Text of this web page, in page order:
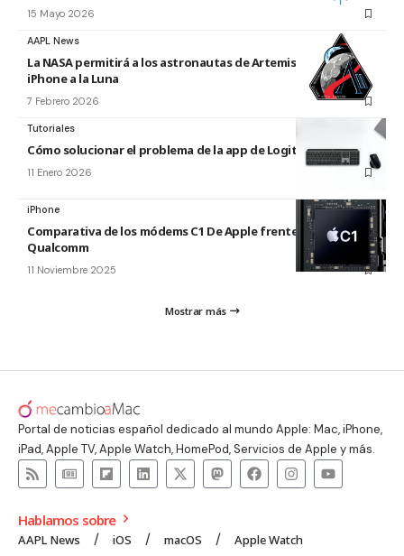
15 Mayo 2026
AAPL News
La NASA permitirá a los astronautas de Artemis llevar su
iPhone a la Luna
7 Febrero 2026
Tutoriales
Cómo solucionar el problema de la app de Logitech para Mac
11 Enero 2026
iPhone
Comparativa de los módems C1 De Apple frente al de
Qualcomm
11 Noviembre 2025
Mostrar más
Portal de noticias español dedicado al mundo Apple: Mac, iPhone,
iPad, Apple TV, Apple Watch, HomePod, Servicios de Apple y más.
Hablamos sobre
AAPL News iOS macOS
Apple Watch